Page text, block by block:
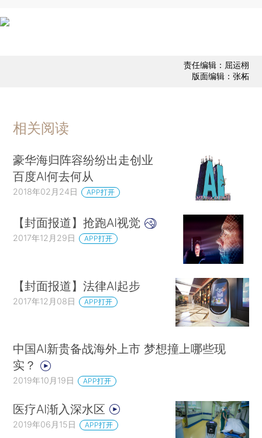
责任编辑：屈运栩
版面编辑：张柘
相关阅读
豪华海归阵容纷纷出走创业
百度AI何去何从
2018年02月24日 APP打开
【封面报道】抢跑AI视觉
2017年12月29日 APP打开
【封面报道】法律AI起步
2017年12月08日 APP打开
中国AI新贵备战海外上市 梦想撞上哪些现
实？
2019年10月19日 APP打开
医疗AI渐入深水区
2019年06月15日 APP打开